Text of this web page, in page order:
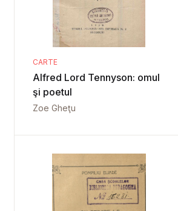
CARTE
Alfred Lord Tennyson: omul
şi poetul
Zoe Gheţu